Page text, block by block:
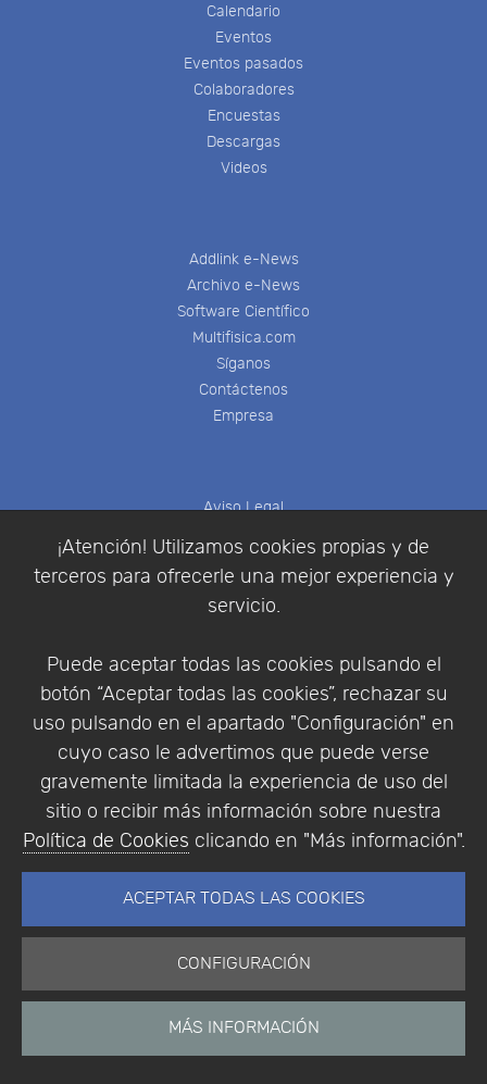
¡Atención! Utilizamos cookies propias y de
terceros para ofrecerle una mejor experiencia y
servicio.
Puede aceptar todas las cookies pulsando el
botón “Aceptar todas las cookies”, rechazar su
uso pulsando en el apartado "Configuración" en
cuyo caso le advertimos que puede verse
gravemente limitada la experiencia de uso del
sitio o recibir más información sobre nuestra
Política de Cookies clicando en "Más información".
ACEPTAR TODAS LAS COOKIES
CONFIGURACIÓN
MÁS INFORMACIÓN
Calendario
Eventos
Eventos pasados
Colaboradores
Encuestas
Descargas
Videos
Addlink e-News
Archivo e-News
Software Científico
Multifisica.com
Síganos
Contáctenos
Empresa
Aviso Legal
Política de Privacidad
Condiciones de compra
Identificarse
Empresa|Aviso Legal| Política de Privacidad |
Política de Cookies
© Copyright 1994 - 2026. Addlink Software
Científico, S.L.
Portugal.